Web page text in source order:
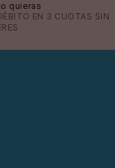
quieras
EN 3 CUOTAS SIN